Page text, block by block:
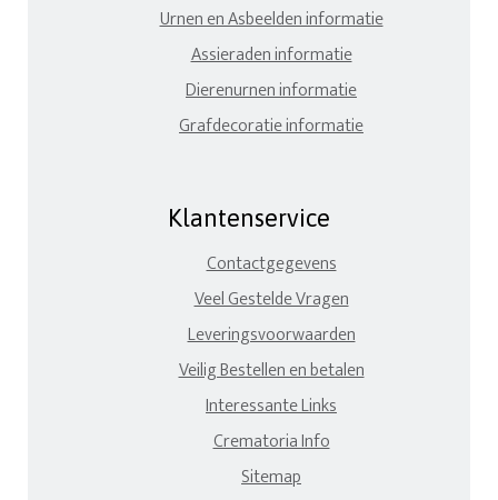
Urnen en Asbeelden informatie
Assieraden informatie
Dierenurnen informatie
Grafdecoratie informatie
Klantenservice
Contactgegevens
Veel Gestelde Vragen
Leveringsvoorwaarden
Veilig Bestellen en betalen
Interessante Links
Crematoria Info
Sitemap